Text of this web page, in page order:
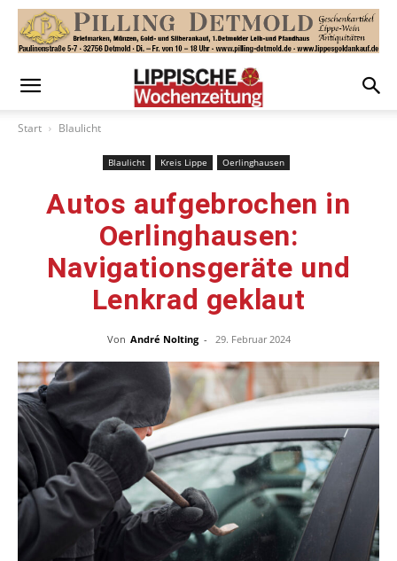
Start Blaulicht
Blaulicht Kreis Lippe Oerlinghausen
Autos aufgebrochen in
Oerlinghausen:
Navigationsgeräte und
Lenkrad geklaut
Von André Nolting - 29. Februar 2024